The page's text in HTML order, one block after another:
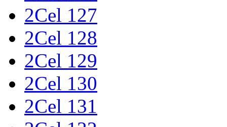
2Cel 127
2Cel 128
2Cel 129
2Cel 130
2Cel 131